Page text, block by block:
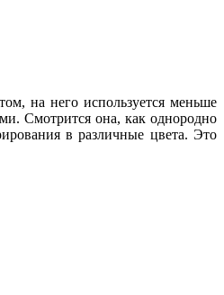
на него используется меньше
Смотрится она, как однородно
в различные цвета. Это